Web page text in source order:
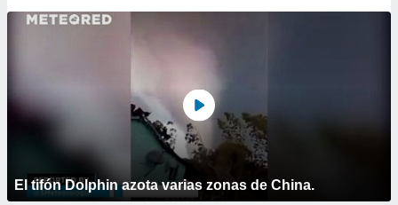
El tifón Dolphin azota varias zonas de China.